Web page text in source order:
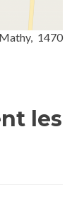
1470
les